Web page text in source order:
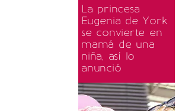
La princesa
Eugenia de York
se convierte en
mamá de una
niña, así lo
anunció